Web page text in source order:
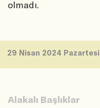
olmadı.
29 Nisan 2024 Pazartesi
Alakalı Başlıklar